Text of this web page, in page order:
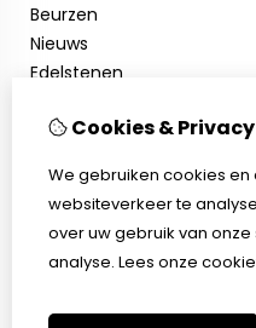
Beurzen
Nieuws
Edelstenen
Mijn account
Bestelhistorie
Klantenservice
Contact
Cookies & Privacy
We gebruiken cookies
websiteverkeer te
over uw gebruik van
analyse. Lees onze